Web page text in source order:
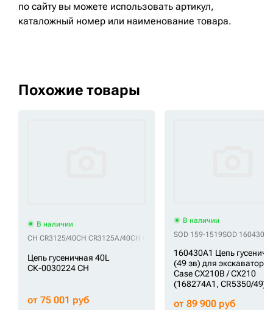
по сайту вы можете использовать артикул,
каталожный номер или наименование товара.
Похожие товары
В наличии
CH CR3125/40CH CR3125A/40CH CR3125B/40CH CR4854/40CH
Цепь гусеничная 40L
СК-0030224 CH
от 75 001 руб
В наличии
SOD 159-1519SOD 160430A1
160430A1 Цепь
(49 зв) для экскаваторов
Case CX210B / CX210
(168274A1, CR5350/49)
от 89 900 руб